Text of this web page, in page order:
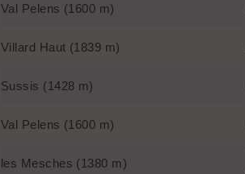
Val Pelens (1600 m)
Villard Haut (1839 m)
Sussis (1428 m)
Val Pelens (1600 m)
les Mesches (1380 m)